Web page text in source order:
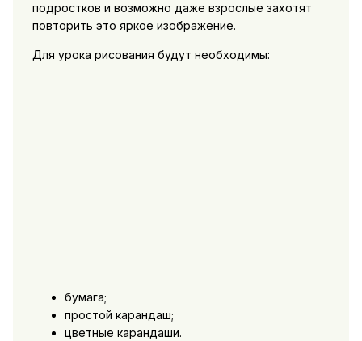
подростков и возможно даже взрослые захотят
повторить это яркое изображение.
Для урока рисования будут необходимы:
бумага;
простой карандаш;
цветные карандаши.